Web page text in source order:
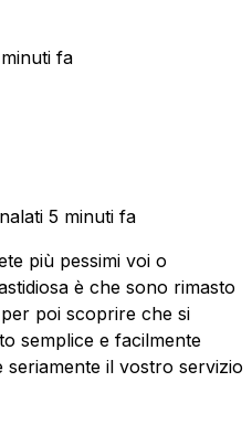
fa
5 minuti fa
più pessimi voi o
è che sono rimasto
poi scoprire che si
semplice e facilmente
seriamente il vostro servizio